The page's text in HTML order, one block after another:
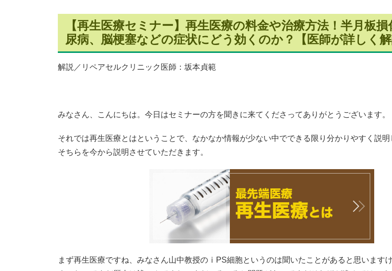
【再生医療セミナー】再生医療の料金や治療方法！半月板
尿病、脳梗塞などの症状にどう効くのか？【医師が詳しく解
解説／リペアセルクリニック医師：坂本貞範
みなさん、こんにちは。今日はセミナーの方を聞きに来てくださってありがとうございます。
それでは再生医療とはということで、なかなか情報が少ない中でできる限り分かりやすく説
そちらを今から説明させていただきます。
まず再生医療ですね、みなさん山中教授のⅰPS細胞というのは聞いたことがあると思います